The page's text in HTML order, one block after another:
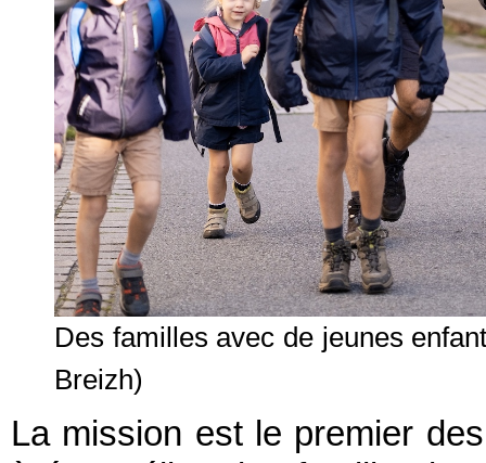
Des familles avec de jeunes
Breizh)
La mission est le premier